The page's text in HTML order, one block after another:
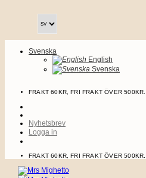
Svenska
English
Svenska
FRAKT 60KR, FRI FRAKT ÖVER
Nyhetsbrev
Logga in
FRAKT 60KR, FRI FRAKT ÖVER